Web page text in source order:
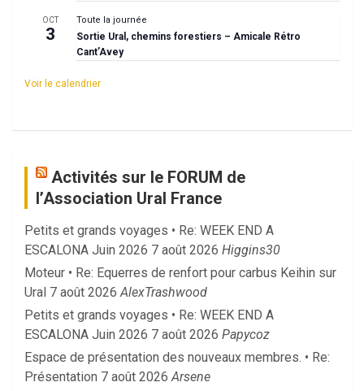
OCT
3
Toute la journée
Sortie Ural, chemins forestiers – Amicale Rétro
Cant’Avey
Voir le calendrier
Activités sur le FORUM de
l’Association Ural France
Petits et grands voyages • Re: WEEK END A
ESCALONA Juin 2026 7 août 2026 Higgins30
Moteur • Re: Equerres de renfort pour carbus Keihin sur
Ural 7 août 2026 AlexTrashwood
Petits et grands voyages • Re: WEEK END A
ESCALONA Juin 2026 7 août 2026 Papycoz
Espace de présentation des nouveaux membres. • Re:
Présentation 7 août 2026 Arsene